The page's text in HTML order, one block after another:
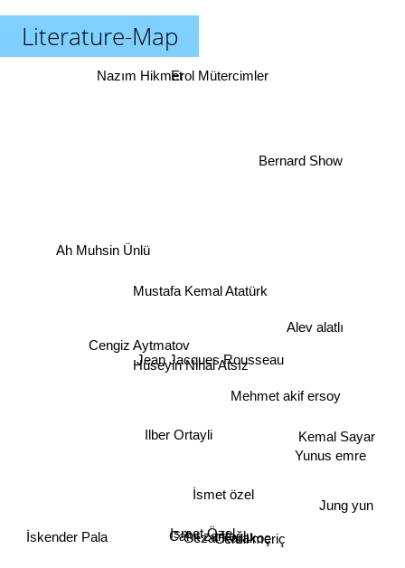
Literature-Map
Ismet Özel
Cahit zarifoğlu
Sezai Karakoç
İsmet özel
Cemil meriç
Ilber Ortayli
Hüseyin Nihal Atsız
Jean Jacques Rousseau
Mustafa Kemal Atatürk
Cengiz Aytmatov
Mehmet akif ersoy
Yunus emre
Ah Muhsin Ünlü
Alev alatlı
Jung yun
Kemal Sayar
Nazım Hikmet
İskender Pala
Erol Mütercimler